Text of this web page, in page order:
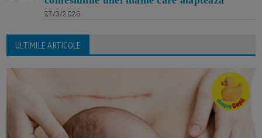
27/3/2026
ULTIMILE ARTICOLE